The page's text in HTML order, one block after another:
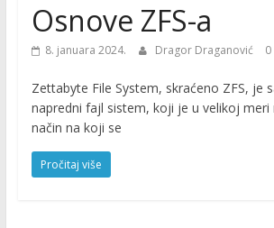
Osnove ZFS-a
8. januara 2024. Dragor Draganović
Zettabyte File System, skraćeno ZFS, je
napredni fajl sistem, koji je u velikoj meri
način na koji se
Pročitaj više